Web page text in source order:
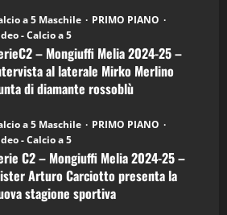
6)
–
Intervista
a
mister
Arturo
Carciotto
(Mongiuffi
a 5 Maschile
PRIMO PIANO
- Calcio a 5
– Mongiuffi Melia 2024-25 –
al laterale Mirko Merlino
di diamante rossoblù
a 5 Maschile
PRIMO PIANO
- Calcio a 5
C2 – Mongiuffi Melia 2024-25 –
Arturo Carciotto presenta la
stagione sportiva
in Podcast: 27^ Puntata
14 Aprile 2026)
15/04/2026
in Podcast: 26^ Puntata
07 Aprile 2026)
08/04/2026